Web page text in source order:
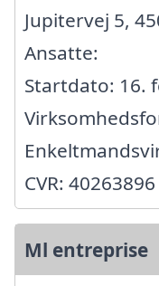
Jupitervej 5,
Ansatte:
Startdato: 16.
CVR: 40263896
Ml entreprise